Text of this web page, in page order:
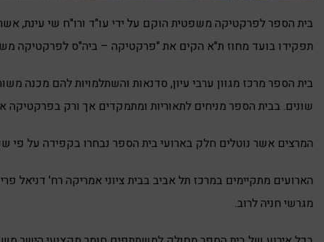
בית הספר לפרקטיקה משפטית הוקם על ידי עו"ד ורו"ח שי עינת,
תפקידו בועד מחוז ת"א הקים את "פרקטיקה – ביה"ס לפרקטיקה
בית הספר מרכז מגוון ערבי עיון, סדנאות והשתלמויות להם מכנה
שונים. בבית הספר מניחים לתאוריות ומתמקדים אך ורק בפרקטיקה
המרצים אשר נוטלים חלק בארועי בית הספר נבחרו בקפידה על פי
מגרשי חניה לרוב.